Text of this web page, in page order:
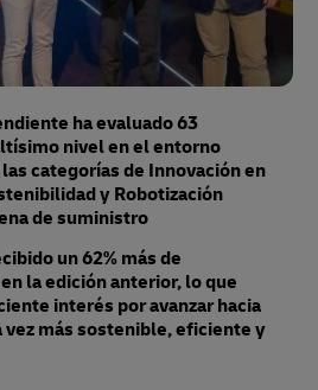
ha evaluado 63
nivel en el entorno
categorías de Innovación en
y Robotización
de suministro
un 62% más de
la edición anterior, lo que
interés por avanzar hacia
vez más sostenible, eficiente y